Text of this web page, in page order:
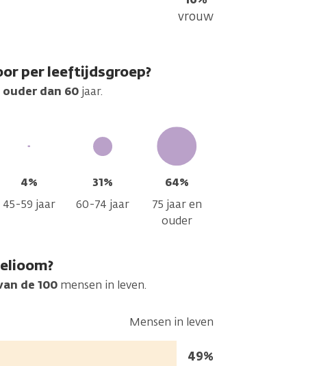
vrouw
per leeftijdsgroep?
ouder dan 60 jaar.
4%
45-59 jaar
31%
60-74 jaar
64%
75 jaar en
ouder
de 100 mensen in leven.
Mensen in leven
Mensen
49%